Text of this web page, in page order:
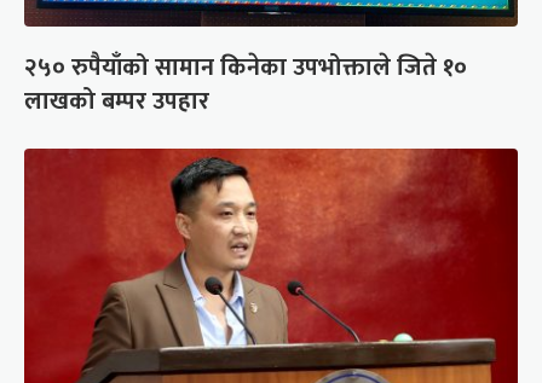
२५० रुपैयाँको सामान किनेका उपभोक्ताले जिते १०
लाखको बम्पर उपहार